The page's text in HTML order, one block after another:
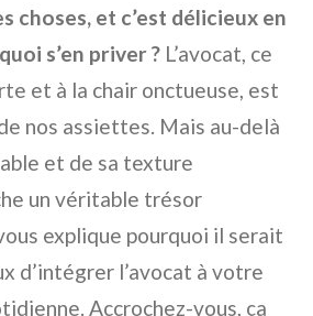
choses, et c’est délicieux en
s’en priver ? L’avocat, ce
et à la chair onctueuse, est
nos assiettes. Mais au-delà
et de sa texture
un véritable trésor
explique pourquoi il serait
d’intégrer l’avocat à votre
Accrochez-vous, ça